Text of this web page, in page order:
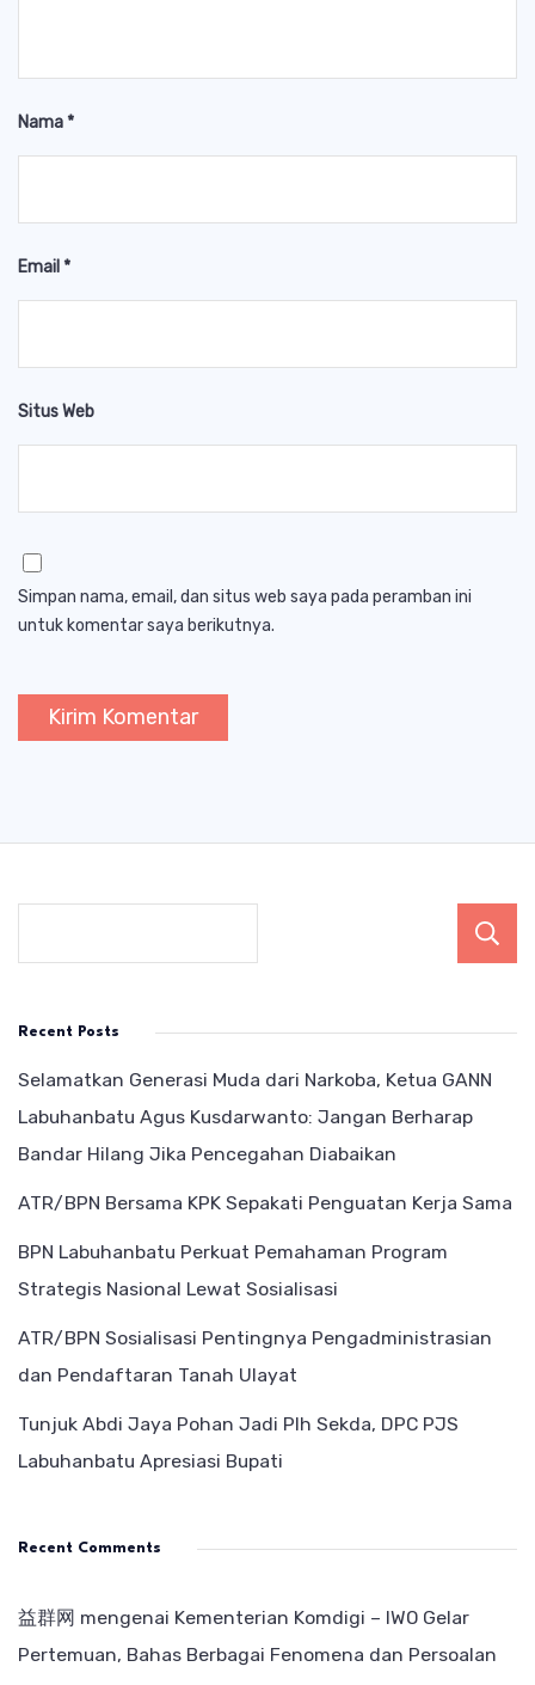
Nama*
Email *
Situs Web
Simpan nama, email, dan situs web saya pada peramban ini
untuk komentar saya berikutnya.
Recent Posts
Selamatkan Generasi Muda dari Narkoba, Ketua GANN
Labuhanbatu Agus Kusdarwanto: Jangan Berharap
Bandar Hilang Jika Pencegahan Diabaikan
ATR/BPN Bersama KPK Sepakati Penguatan Kerja Sama
BPN Labuhanbatu Perkuat Pemahaman Program
Strategis Nasional Lewat Sosialisasi
ATR/BPN Sosialisasi Pentingnya Pengadministrasian
dan Pendaftaran Tanah Ulayat
Tunjuk Abdi Jaya Pohan Jadi Plh Sekda, DPC PJS
Labuhanbatu Apresiasi Bupati
Recent Comments
益群网 mengenai Kementerian Komdigi – IWO Gelar
Pertemuan, Bahas Berbagai Fenomena dan Persoalan